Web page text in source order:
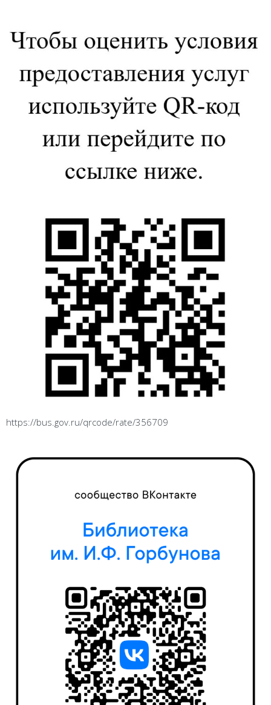
https://bus.gov.ru/qrcode/rate/356709